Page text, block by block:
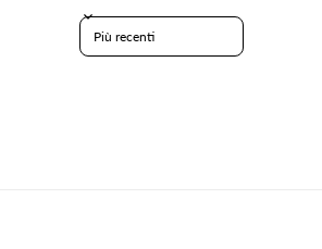
Sort reviews by